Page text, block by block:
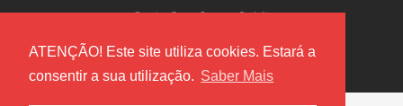
ATENÇÃO! Este site utiliza cookies. Estará a
consentir a sua utilização. Saber Mais
Santa Cruz Ocean Spirit